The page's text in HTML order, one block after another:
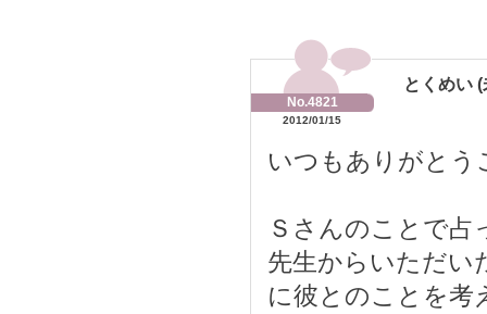
とくめい
No.4821
2012/01/15
いつもありがとう
Ｓさんのことで
先生からいただい
に彼とのことを考